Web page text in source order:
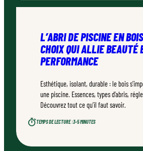
L’ABRI DE PISCINE EN
CHOIX QUI ALLIE BEAUTÉ
PERFORMANCE
Esthétique, isolant, durable : le bois
une piscine. Essences, types d’abris,
Découvrez tout ce qu’il faut savoir.
TEMPS DE LECTURE :3–5 MINUTES